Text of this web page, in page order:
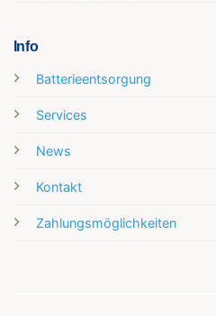
Info
Batterieentsorgung
Services
News
Kontakt
Zahlungsmöglichkeiten